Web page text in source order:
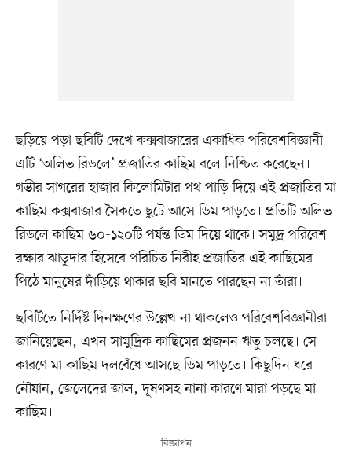
ছড়িয়ে পড়া ছবিটি দেখে কক্সবাজারের একাধিক পরিবেশবিজ্ঞানী
এটি ‘অলিভ রিডলে’ প্রজাতির কাছিম বলে নিশ্চিত করেছেন।
গভীর সাগরের হাজার কিলোমিটার পথ পাড়ি দিয়ে এই প্রজাতির মা
কাছিম কক্সবাজার সৈকতে ছুটে আসে ডিম পাড়তে। প্রতিটি অলিভ
রিডলে কাছিম ৬০-১২০টি পর্যন্ত ডিম দিয়ে থাকে। সমুদ্র পরিবেশ
রক্ষার ঝাড়ুদার হিসেবে পরিচিত নিরীহ প্রজাতির এই কাছিমের
পিঠে মানুষের দাঁড়িয়ে থাকার ছবি মানতে পারছেন না তাঁরা।
ছবিটিতে নির্দিষ্ট দিনক্ষণের উল্লেখ না থাকলেও পরিবেশবিজ্ঞানীরা
জানিয়েছেন, এখন সামুদ্রিক কাছিমের প্রজনন ঋতু চলছে। সে
কারণে মা কাছিম দলবেঁধে আসছে ডিম পাড়তে। কিছুদিন ধরে
নৌযান, জেলেদের জাল, দূষণসহ নানা কারণে মারা পড়ছে মা
কাছিম।